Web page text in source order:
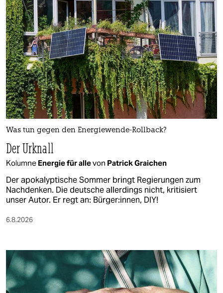
Was tun gegen den Energiewende-Rollback?
Der Urknall
Kolumne Energie für allevon Patrick Graichen
Der apokalyptische Sommer bringt Regierungen zum
Nachdenken. Die deutsche allerdings nicht, kritisiert
unser Autor. Er regt an: Bürger:innen, DIY!
6.8.2026